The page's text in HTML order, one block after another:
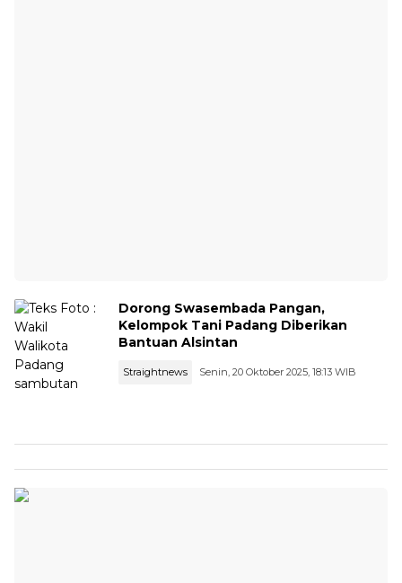
Dorong Swasembada Pangan,
Kelompok Tani Padang Diberikan
Bantuan Alsintan
Straightnews Senin, 20 Oktober 2025, 18:13 WIB